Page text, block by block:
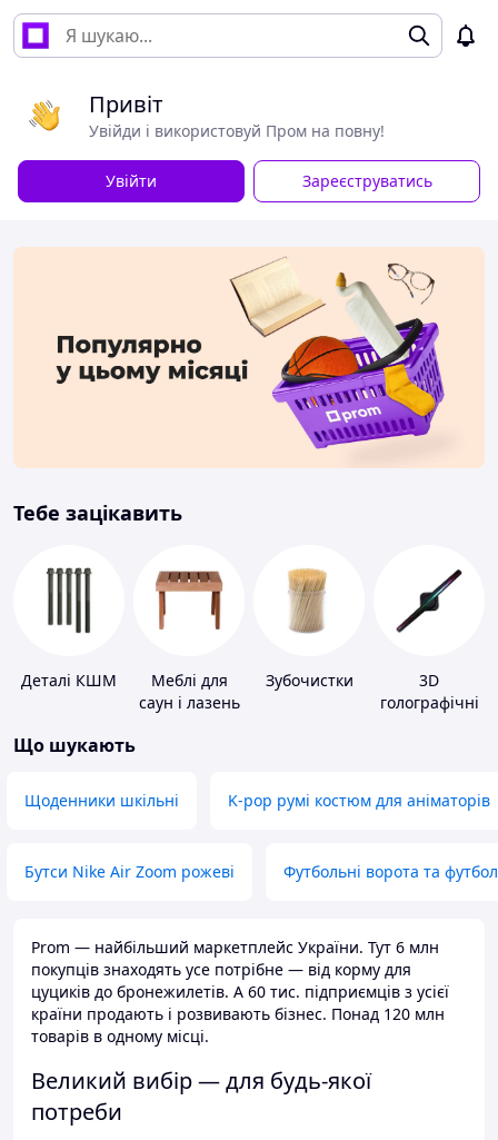
Привіт
Увійди і використовуй Пром на повну!
Увійти Зареєструватись
Тебе зацікавить
Деталі КШМ
Меблі для
саун і лазень
Зубочистки
3D
голографічні
Що шукають
Щоденники шкільні K-pop румі костюм для аніматорів
Бутси Nike Air Zoom рожеві Футбольні ворота та
Prom — найбільший маркетплейс України. Тут 6 млн
покупців знаходять усе потрібне — від корму для
цуциків до бронежилетів. А 60 тис. підприємців з усієї
країни продають і розвивають бізнес. Понад 120 млн
товарів в одному місці.
Великий вибір — для будь-якої
потреби